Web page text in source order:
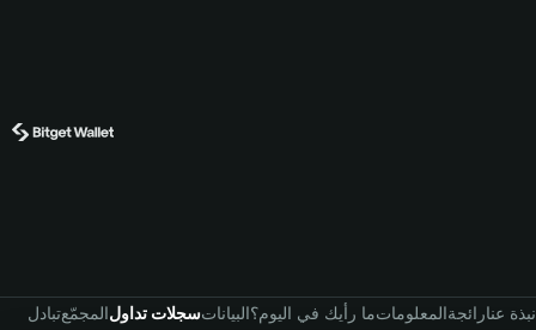
تبادلالمجمّعسجلات تداولالبياناتما رأيك في اليوم؟المعلوماترائجةنبذة عنا